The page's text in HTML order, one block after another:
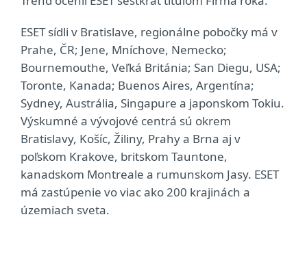
ESET sídli v Bratislave, regionálne pobočky má v
Prahe, ČR; Jene, Mníchove, Nemecko;
Bournemouthe, Veľká Británia; San Diegu, USA;
Toronte, Kanada; Buenos Aires, Argentína;
Sydney, Austrália, Singapure a japonskom Tokiu.
Výskumné a vývojové centrá sú okrem
Bratislavy, Košíc, Žiliny, Prahy a Brna aj v
poľskom Krakove, britskom Tauntone,
kanadskom Montreale a rumunskom Jasy. ESET
má zastúpenie vo viac ako 200 krajinách a
územiach sveta.